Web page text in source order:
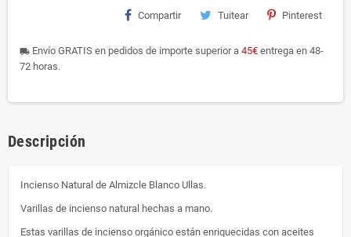
Compartir Tuitear Pinterest
local_shipping Envío GRATIS en pedidos de importe superior a 45€ entrega en 48-
72 horas.
Descripción
Incienso Natural de Almizcle Blanco Ullas.
Varillas de incienso natural hechas a mano.
Estas varillas de incienso orgánico están enriquecidas con aceites